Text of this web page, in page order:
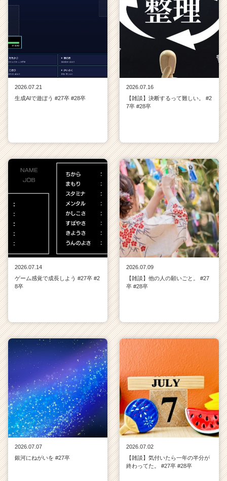
2026.07.21
生成AIで遊ぼう #27卒 #28卒
2026.07.16
【雑談】決断するって難しい。 #2
7卒 #28卒
2026.07.14
ゲーム感覚で成長しよう #27卒 #2
8卒
2026.07.09
【雑談】他の人の願いごと。 #27
卒 #28卒
2026.07.07
銀河にねがいを #27卒
2026.07.02
【雑談】気付いたら一年の半分が
終わってた。 #27卒 #28卒